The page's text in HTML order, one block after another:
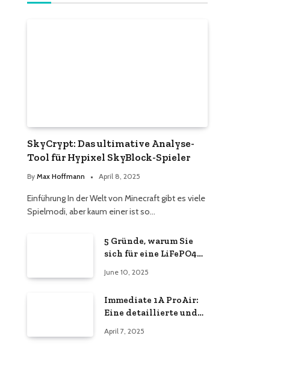
SkyCrypt: Das ultimative Analyse-
Tool für Hypixel SkyBlock-Spieler
By Max Hoffmann April 8, 2025
Einführung In der Welt von Minecraft gibt es viele
Spielmodi, aber kaum einer ist so…
5 Gründe, warum Sie
sich für eine LiFePO4
entscheiden sollten
June 10, 2025
Immediate 1A ProAir:
Eine detaillierte und
Analyse
April 7, 2025